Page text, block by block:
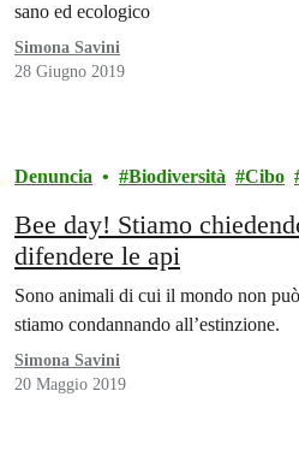
sano ed ecologico
Simona Savini
28 Giugno 2019
Denuncia Biodiversità Cibo
Bee day! Stiamo
difendere le api
Sono animali di cui il mondo non
stiamo condannando all’estinzione.
Simona Savini
20 Maggio 2019